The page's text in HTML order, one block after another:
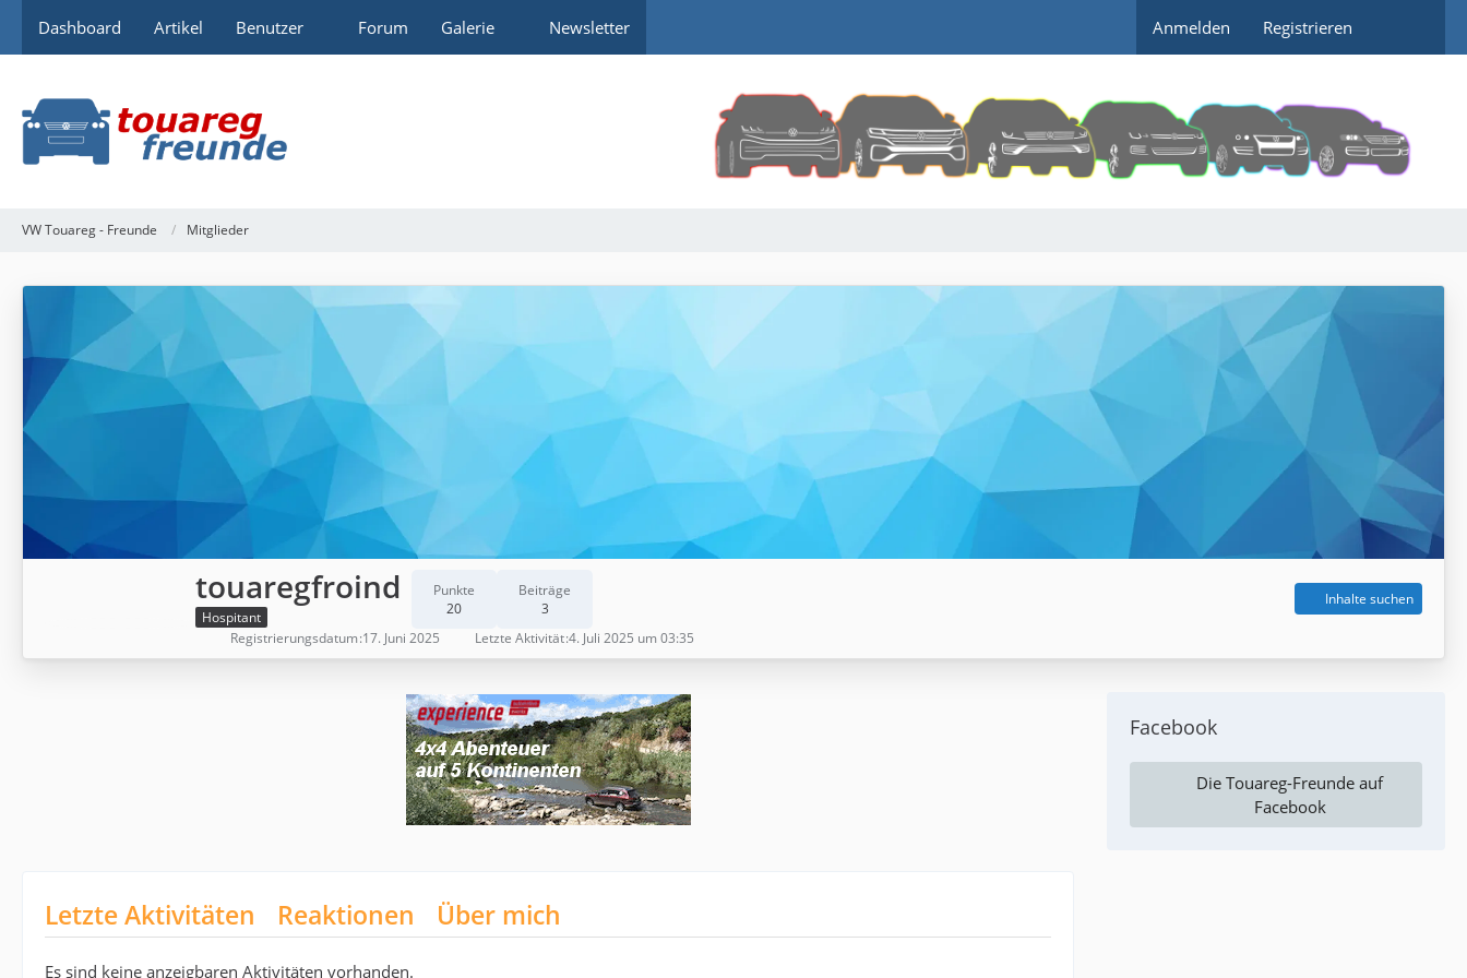
Dashboard Artikel Benutzer Forum Galerie Newsletter Anmelden Registrieren
VW Touareg - Freunde Mitglieder
touaregfroind
Hospitant
Punkte
20
Beiträge
3
Inhalte suchen
Registrierungsdatum 17. Juni 2025 Letzte Aktivität 4. Juli 2025 um 03:35
Letzte Aktivitäten Reaktionen Über mich
Es sind keine anzeigbaren Aktivitäten vorhanden.
Facebook
Die Touareg-Freunde auf
Facebook